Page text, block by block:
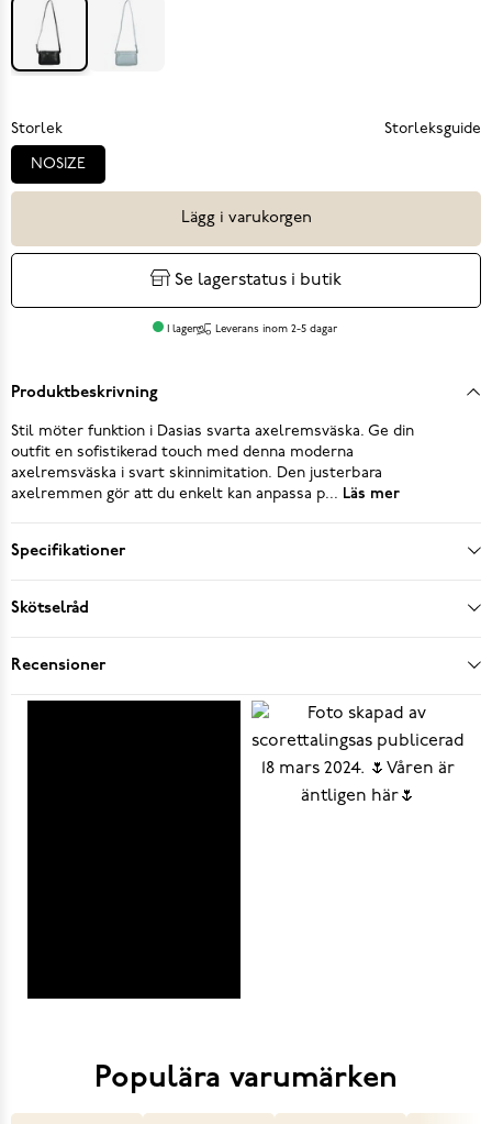
Storlek Storleksguide
NOSIZE
Lägg i varukorgen
Se lagerstatus i butik
I lager Leverans inom 2-5 dagar
Produktbeskrivning
Stil möter funktion i Dasias svarta axelremsväska. Ge din
outfit en sofistikerad touch med denna moderna
axelremsväska i svart skinnimitation. Den justerbara
axelremmen gör att du enkelt kan anpassa p... Läs mer
Specifikationer
Skötselråd
Recensioner
Populära varumärken